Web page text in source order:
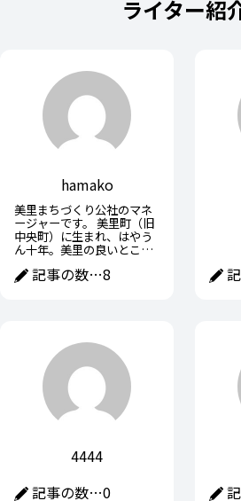
ライター紹
hamako
美里まちづくり公社のマネ
ージャーです。 美里町（旧
中央町）に生まれ、はやう
ん十年。美里の良いところ
ス」も10年以上が経ちまし
記事の数…8
4444
記事の数…0